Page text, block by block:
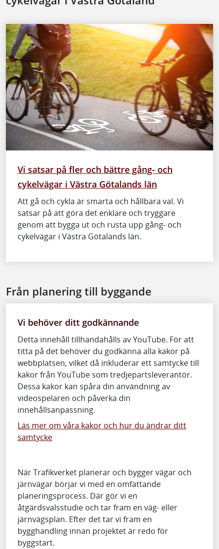
Vi satsar på fler och bättre gång- och
cykelvägar i Västra Götalands län
Att gå och cykla är smarta och hållbara val. Vi
satsar på att göra det enklare och tryggare
genom att bygga ut och rusta upp gång- och
cykelvägar i Västra Götalands län.
Från planering till byggande
Vi behöver ditt godkännande
Detta innehåll tillhandahålls av YouTube. För att
titta på det behöver du godkänna alla kakor på
webbplatsen, vilket då inkluderar ett samtycke till
kakor från YouTube som tredjepartsleverantör.
Dessa kakor kan spåra din användning av
videospelaren och påverka din
innehållsanpassning.
Läs mer om våra kakor och hur du ändrar ditt
samtycke
När Trafikverket planerar och bygger vägar och
järnvägar börjar vi med en omfattande
planeringsprocess. Där gör vi en
åtgärdsvalsstudie och tar fram en väg- eller
järnvägsplan. Efter det tar vi fram en
bygghandling innan projektet är redo för
byggstart.